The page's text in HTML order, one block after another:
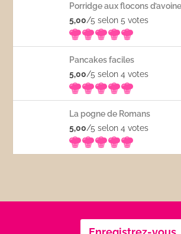
5,00/5 selon 5votes
Pancakes faciles
5,00/5 selon 4votes
La pogne de Romans
5,00/5 selon 4votes